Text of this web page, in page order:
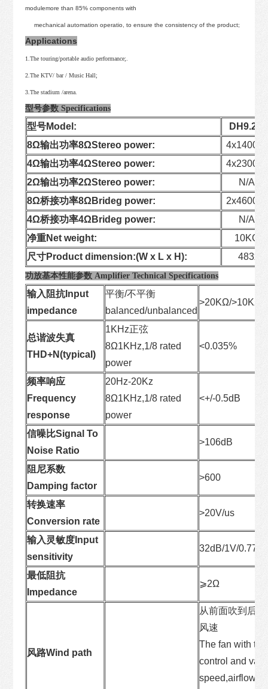
modulemore than 85% components with
mechanical automation operatio, to ensure the consistency of the product;
Applications
1.The touring/portable audio performance;.
2.The KTV/ bar / Music Hall;
3.The stadium /arena.
型号参数 Specifications
型号Model:
DH9.2K
8Ω输出功率8ΩStereo power:
4x1400W
4Ω输出功率4ΩStereo power:
4x2300W
2Ω输出功率2ΩStereo power:
N/A
8Ω桥接功率8ΩBrideg power:
2x4600W
4Ω桥接功率4ΩBrideg power:
N/A
净重Net weight:
10KG
尺寸Product dimension:(W x L x H):
功放基本性能参数 Amplifier Technical Specifications
输入阻抗Input
impedance
平衡/不平衡
balanced/unbalanced
>20KΩ/>10KΩ
总谐波失真
THD+N(typical)
1KHz正弦
8Ω1KHz,1/8 rated
power
<0.035%
频率响应
Frequency
response
20Hz-20Kz
8Ω1KHz,1/8 rated
power
<+/-0.5dB
信噪比Signal To
Noise Ratio
>106dB
阻尼系数
Damping factor
>600
转换速率
Conversion rate
>20V/us
输入灵敏度Input
sensitivity
32dB/1V/
最低阻抗
Impedance
⩾2Ω
风路Wind path
从前面吹到后
风速
The fan with
control and
speed,airflow